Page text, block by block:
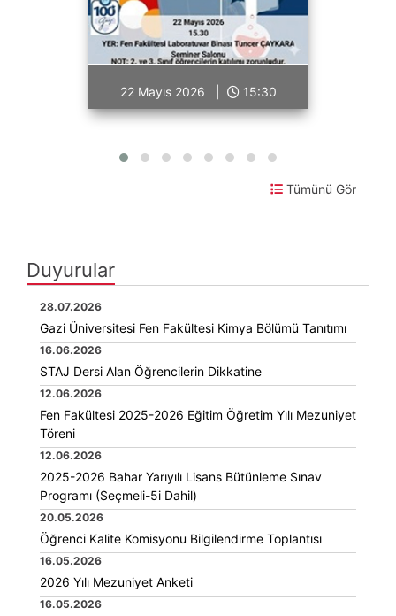
22 Mayıs 2026 | 15:30
Tümünü Gör
Duyurular
28.07.2026
Gazi Üniversitesi Fen Fakültesi Kimya Bölümü Tanıtımı
16.06.2026
STAJ Dersi Alan Öğrencilerin Dikkatine
12.06.2026
Fen Fakültesi 2025-2026 Eğitim Öğretim Yılı Mezuniyet
Töreni
12.06.2026
2025-2026 Bahar Yarıyılı Lisans Bütünleme Sınav
Programı (Seçmeli-5i Dahil)
20.05.2026
Öğrenci Kalite Komisyonu Bilgilendirme Toplantısı
16.05.2026
2026 Yılı Mezuniyet Anketi
16.05.2026